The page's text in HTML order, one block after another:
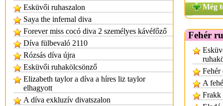
Esküvői ruhaszalon
Saya the infernal diva
Forever miss cocó diva 2 személyes kávéfőző
Díva fülbevaló 2110
Rózsás díva újra
Esküvői ruhakölcsönző
Elizabeth taylor a díva a híres liz taylor
elhagyott
A díva exkluzív divatszalon
Még
Fehér
Fehér
A
Frakk